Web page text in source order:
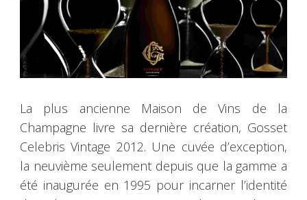
La plus ancienne Maison de Vins de la
Champagne livre sa dernière création, Gosset
Celebris Vintage 2012. Une cuvée d’exception,
la neuvième seulement depuis que la gamme a
été inaugurée en 1995 pour incarner l’identité